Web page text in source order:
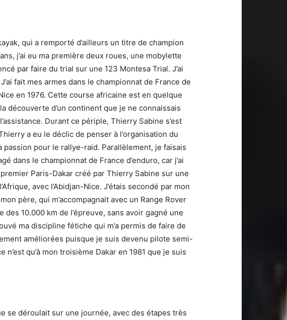
qui a remporté d’ailleurs un titre de champion
j’ai eu ma première deux roues, une mobylette
par faire du trial sur une 123 Montesa Trial. J’ai
fait mes armes dans le championnat de France de
en 1976. Cette course africaine est en quelque
découverte d’un continent que je ne connaissais
Durant ce périple, Thierry Sabine s’est
a eu le déclic de penser à l’organisation du
passion pour le rallye-raid. Parallèlement, je faisais
dans le championnat de France d’enduro, car j’ai
Paris-Dakar créé par Thierry Sabine sur une
avec l’Abidjan-Nice. J’étais secondé par mon
père, qui m’accompagnait avec un Range Rover
10.000 km de l’épreuve, sans avoir gagné une
ma discipline fétiche qui m’a permis de faire de
améliorées puisque je suis devenu pilote semi-
qu’à mon troisième Dakar en 1981 que je suis
se déroulait sur une journée, avec des étapes très